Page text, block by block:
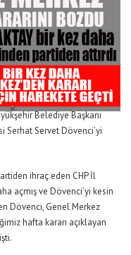
Belediye Başkanı
Serhat Servet Dövenci’yi
ihraç eden CHP İl
açmış ve Dövenci’yi kesin
Dövenci, Genel Merkez
hafta kararı açıklayan